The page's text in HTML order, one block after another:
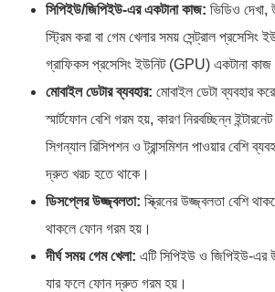
সিপিইউ/জিপিইউ-এর একটানা কাজ: ভিডিও দেখা,
স্ট্রিম করা বা গেম খেলার সময় সেন্ট্রাল
গ্রাফিকস প্রসেসিং ইউনিট (GPU) একটানা কাজ
মোবাইল ডেটার ব্যবহার: মোবাইল ডেটা ব্যবহার
স্মার্টফোন বেশি গরম হয়, কারণ নিরবচ্ছিন্ন
সিগন্যাল রিসিপশন ও ট্রান্সমিশন পাওয়ার বেশি
দ্রুত খরচ হতে থাকে।
ডিসপ্লের উজ্জ্বলতা: স্ক্রিনের উজ্জ্বলতা বেশি
থাকলে ফোন গরম হয়।
দীর্ঘ সময় গেম খেলা: এটি সিপিইউ ও জিপিইউ-এর
যার ফলে ফোন দ্রুত গরম হয়।